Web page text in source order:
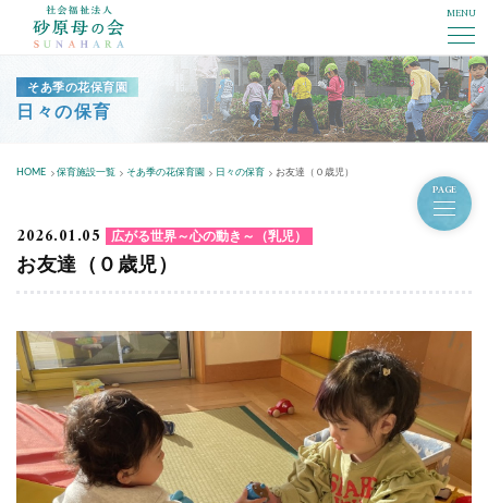
MENU
そあ季の花保育園
日々の保育
HOME 保育施設一覧 そあ季の花保育園 日々の保育 お友達（０歳児）
PAGE
2026.01.05 広がる世界～心の動き～（乳児）
お友達（０歳児）